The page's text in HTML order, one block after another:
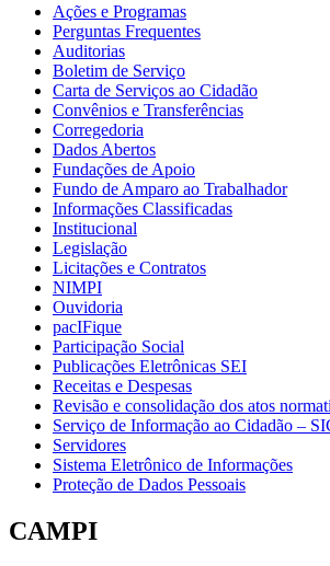
Ações e Programas
Perguntas Frequentes
Auditorias
Boletim de Serviço
Carta de Serviços ao Cidadão
Convênios e Transferências
Corregedoria
Dados Abertos
Fundações de Apoio
Fundo de Amparo ao Trabalhador
Informações Classificadas
Institucional
Legislação
Licitações e Contratos
NIMPI
Ouvidoria
pacIFique
Participação Social
Publicações Eletrônicas SEI
Receitas e Despesas
Revisão e consolidação dos atos
Serviço de Informação ao Cidadão –
Servidores
Sistema Eletrônico de Informações
Proteção de Dados Pessoais
CAMPI